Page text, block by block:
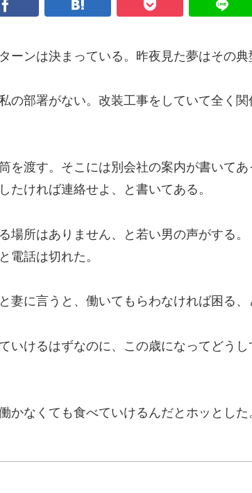
ンは決まっている。昨夜見た夢はその典
の部署がない。改装工事をしていて全く
を渡す。そこには別会社の案内が書いて
たければ連絡せよ、と書いてある。
所はありません、と若い男の声がする。
電話は切れた。
に言うと、働いてもらわなければ困る、
いけるはずなのに、この歳になってどう
なくても食べていけるんだとホッとした